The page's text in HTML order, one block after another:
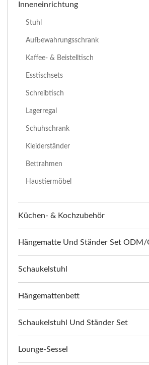
Inneneinrichtung
Stuhl
Aufbewahrungsschrank
Kaffee- & Beistelltisch
Esstischsets
Schreibtisch
Lagerregal
Schuhschrank
Kleiderständer
Bettrahmen
Haustiermöbel
Küchen- & Kochzubehör
Hängematte Und Ständer Set ODM/
Schaukelstuhl
Hängemattenbett
Schaukelstuhl Und Ständer Set
Lounge-Sessel